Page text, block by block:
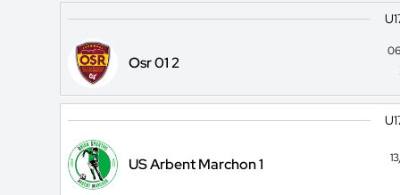
Osr 01 2
US Arbent Marchon 1